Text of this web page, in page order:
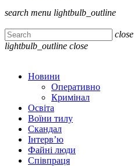
search menu lightbulb_outline
close
lightbulb_outline close
Новини
Оперативно
Кримінал
Освіта
Воїни тилу
Скандал
Інтерв’ю
Файні люди
Співпраця